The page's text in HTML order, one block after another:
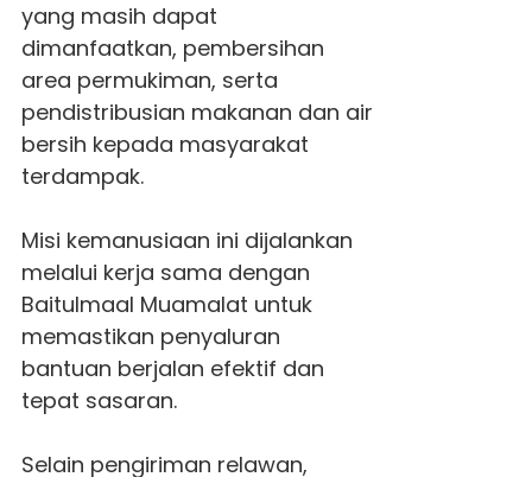
yang masih dapat
dimanfaatkan, pembersihan
area permukiman, serta
pendistribusian makanan dan air
bersih kepada masyarakat
terdampak.
Misi kemanusiaan ini dijalankan
melalui kerja sama dengan
Baitulmaal Muamalat untuk
memastikan penyaluran
bantuan berjalan efektif dan
tepat sasaran.
Selain pengiriman relawan,